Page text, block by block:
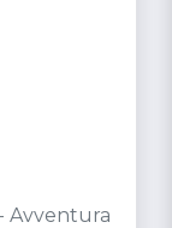
Avventura